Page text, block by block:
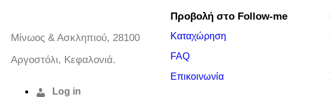
Μίνωος & Ασκληπιού, 28100
Αργοστόλι, Κεφαλονιά.
Log in
Προβολή στο Follow-me
Καταχώρηση
FAQ
Επικοινωνία